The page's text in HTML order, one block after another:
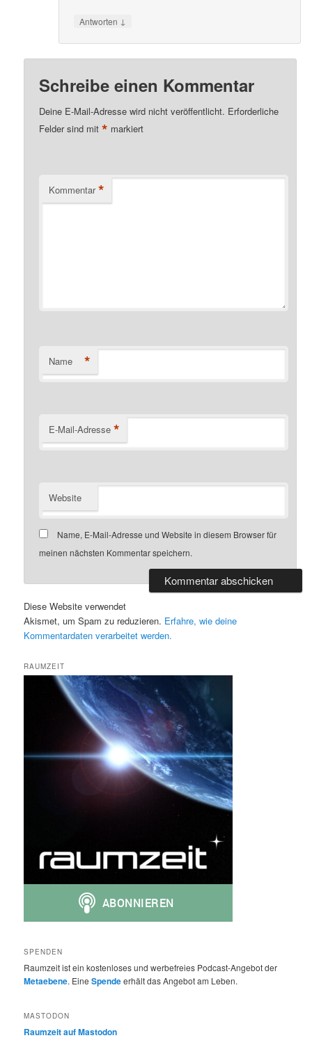
Antworten ↓
Schreibe einen Kommentar
Deine E-Mail-Adresse wird nicht veröffentlicht. Erforderliche
Felder sind mit* markiert
Kommentar *
Name *
E-Mail-Adresse *
Website
Name, E-Mail-Adresse und Website in diesem Browser für
meinen nächsten Kommentar speichern.
Diese Website verwendet
Akismet, um Spam zu reduzieren. Erfahre, wie deine
Kommentardaten verarbeitet werden.
RAUMZEIT
SPENDEN
Raumzeit ist ein kostenloses und werbefreies Podcast-Angebot der
Metaebene. EineSpendeerhält das Angebot am Leben.
MASTODON
Raumzeit auf Mastodon